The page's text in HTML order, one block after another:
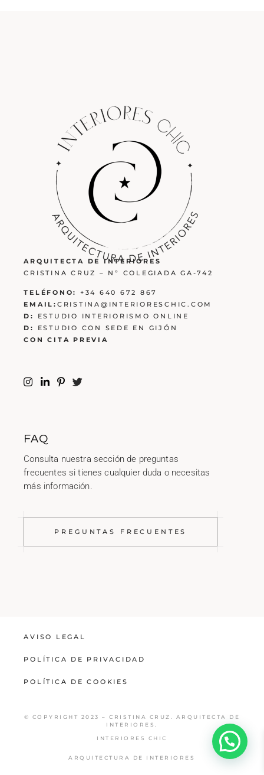
ARQUITECTA DE INTERIORES
CRISTINA CRUZ – Nº COLEGIADA GA-742
TELÉFONO:
+34 640 672 867
EMAIL: CRISTINA@INTERIORESCHIC.COM
D:
ESTUDIO INTERIORISMO ONLINE
D:
ESTUDIO CON SEDE EN GIJÓN
CON CITA PREVIA
FAQ
Consulta nuestra sección de preguntas
frecuentes si tienes cualquier duda o necesitas
más información.
PREGUNTAS FRECUENTES
AVISO LEGAL
POLÍTICA DE PRIVACIDAD
POLÍTICA DE COOKIES
© COPYRIGHT 2023 – CRISTINA CRUZ. ARQUITECTA DE
INTERIORES.
INTERIORES CHIC
ARQUITECTURA DE INTERIORES